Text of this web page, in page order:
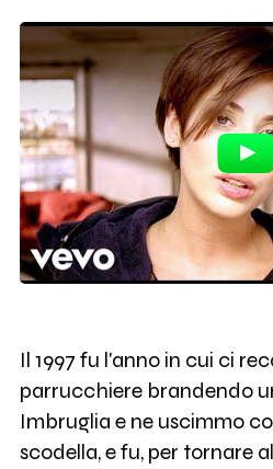
Il 1997 fu l'anno in cui ci
parrucchiere brandendo
Imbruglia e ne uscimmo
scodella, e fu, per tornare